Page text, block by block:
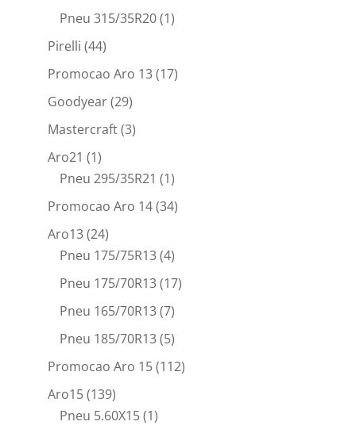
Pneu 315/35R20(1)
Pirelli (44)
Promocao Aro 13(17)
Goodyear(29)
Mastercraft(3)
Aro21 (1)
Pneu 295/35R21 (1)
Promocao Aro 14(34)
Aro13(24)
Pneu 175/75R13(4)
Pneu 175/70R13(17)
Pneu 165/70R13(7)
Pneu 185/70R13(5)
Promocao Aro 15(112)
Aro15(139)
Pneu 5.60X15(1)